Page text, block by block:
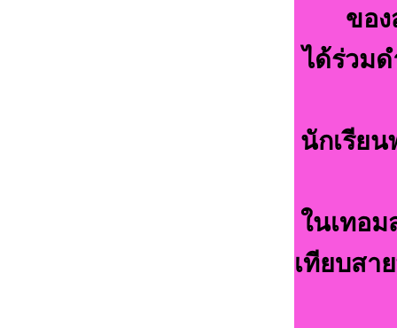
ของ
ได้ร่วม
นักเรีย
ในเทอม
เทียบส